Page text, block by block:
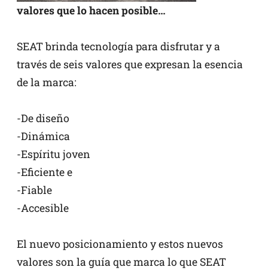
valores que lo hacen posible…
SEAT brinda tecnología para disfrutar y a
través de seis valores que expresan la esencia
de la marca:
-De diseño
-Dinámica
-Espíritu joven
-Eficiente e
-Fiable
-Accesible
El nuevo posicionamiento y estos nuevos
valores son la guía que marca lo que SEAT